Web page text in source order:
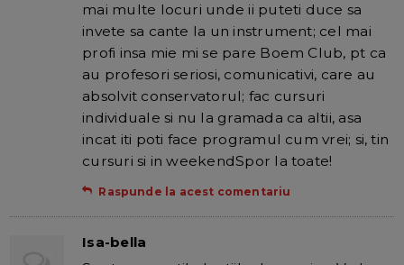
mai multe locuri unde ii puteti duce sa
invete sa cante la un instrument; cel mai
profi insa mie mi se pare Boem Club, pt ca
au profesori seriosi, comunicativi, care au
absolvit conservatorul; fac cursuri
individuale si nu la gramada ca altii, asa
incat iti poti face programul cum vrei; si, tin
cursuri si in weekendSpor la toate!
Raspunde la acest comentariu
Isa-bella